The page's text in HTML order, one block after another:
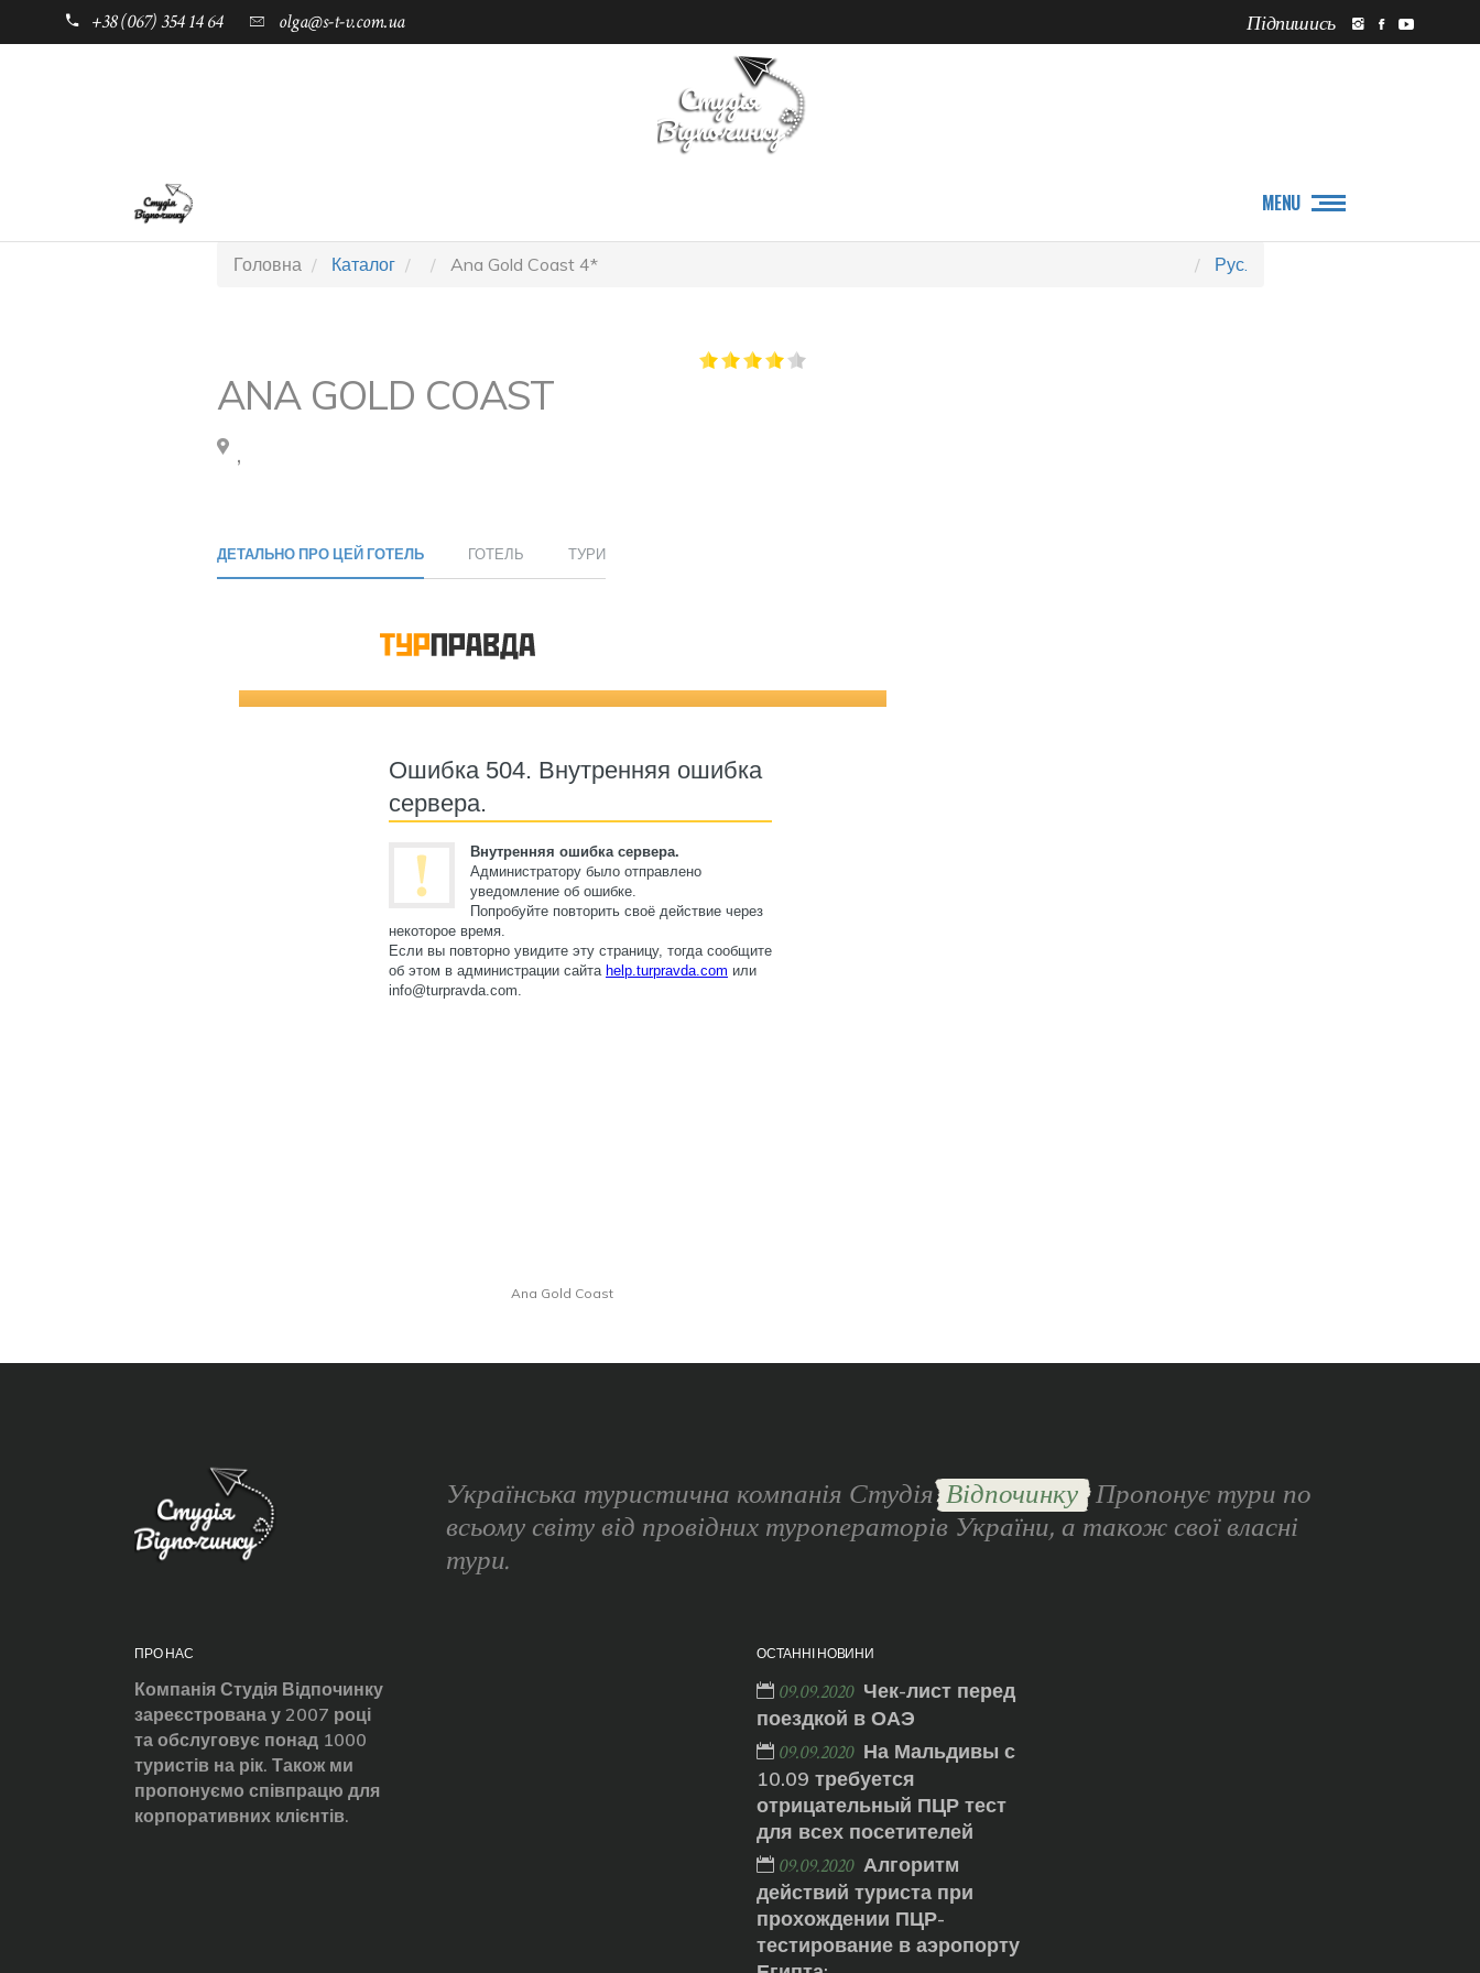
+38 (067) 354 14 64 olga@s-t-v.com.ua Підпишись
MENU
Головна Каталог Ana Gold Coast 4* Рус.
ANA GOLD COAST
,
ДЕТАЛЬНО ПРО ЦЕЙ ГОТЕЛЬ ГОТЕЛЬ ТУРИ
Ana Gold Coast
Українська туристична компанія СтудіяВідпочинку Пропонує тури по
всьому світу від провідних туроператорів України, а також свої власні
тури.
ПРО НАС
Компанія Студія Відпочинку
зареєстрована у 2007 році
та обслуговує понад 1000
туристів на рік. Також ми
пропонуємо співпрацю для
корпоративних клієнтів.
ОСТАННІ НОВИНИ
09.09.2020 Чек-лист перед
поездкой в ОАЭ
09.09.2020 На Мальдивы с
10.09 требуется
отрицательный ПЦР тест
для всех посетителей
09.09.2020 Алгоритм
действий туриста при
прохождении ПЦР-
тестирование в аэропорту